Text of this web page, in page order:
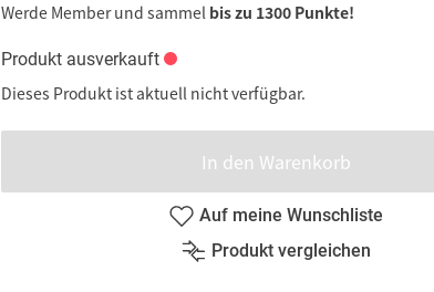
Werde Member und sammel bis zu 1300 Punkte!
Produkt ausverkauft
Dieses Produkt ist aktuell nicht verfügbar.
In den Warenkorb
Auf meine Wunschliste
Produkt vergleichen